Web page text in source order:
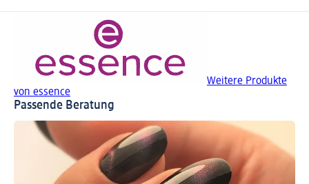
Weitere Produkte
von essence
Passende Beratung